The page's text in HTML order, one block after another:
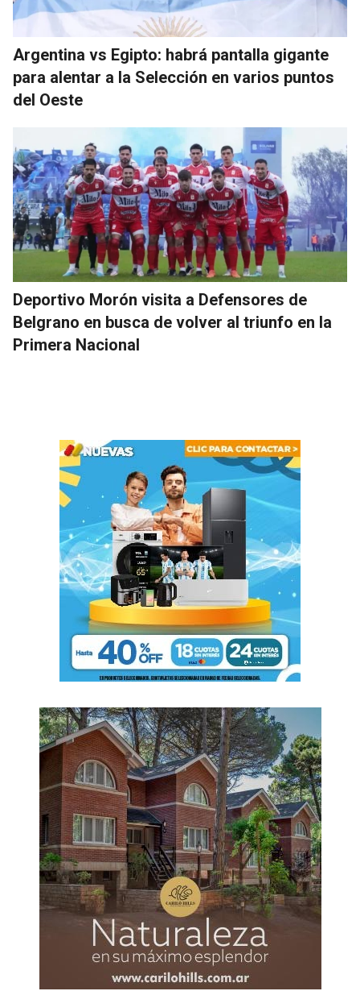
Argentina vs Egipto: habrá pantalla gigante
para alentar a la Selección en varios puntos
del Oeste
Deportivo Morón visita a Defensores de
Belgrano en busca de volver al triunfo en la
Primera Nacional